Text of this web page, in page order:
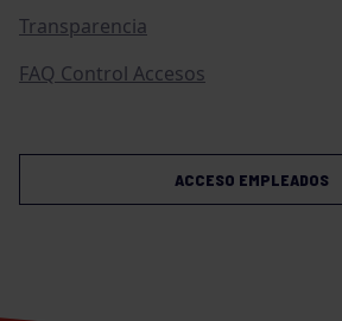
Transparencia
FAQ Control Accesos
ACCESO EMPLEADOS